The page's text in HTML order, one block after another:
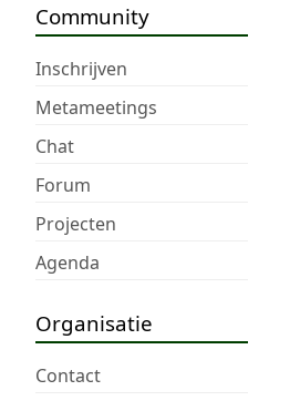
Community
Inschrijven
Metameetings
Chat
Forum
Projecten
Agenda
Organisatie
Contact